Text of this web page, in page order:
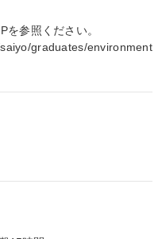
参照ください。
graduates/environment